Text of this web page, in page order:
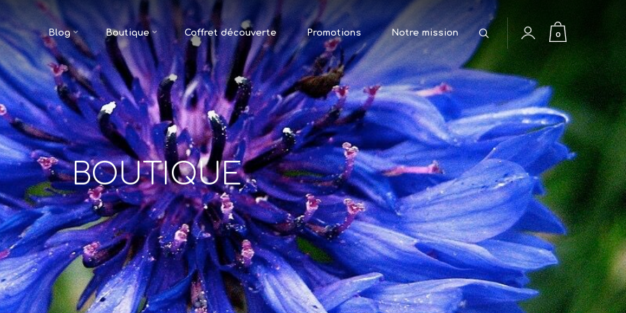
Blog Boutique Coffret découverte Promotions Notre mission
Rechercher
0
BOUTIQUE